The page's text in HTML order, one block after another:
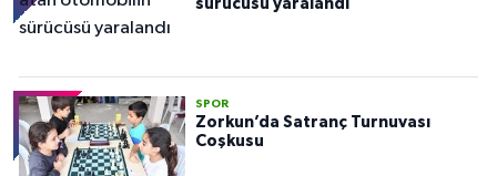
sürücüsü yaralandı
SPOR
Zorkun’da Satranç Turnuvası
Coşkusu